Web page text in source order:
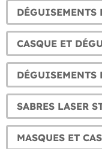
DÉGUISEMENTS
MASQUES ET